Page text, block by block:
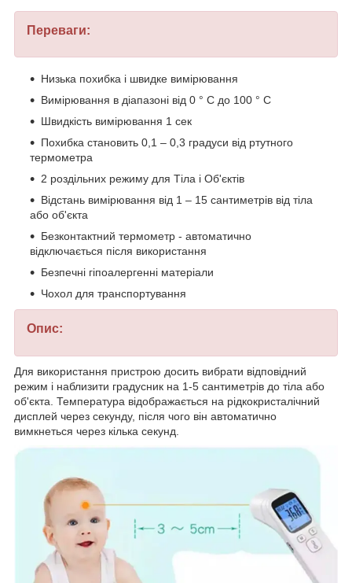
Переваги:
Низька похибка і швидке вимірювання
Вимірювання в діапазоні від 0 ° C до 100 ° C
Швидкість вимірювання 1 сек
Похибка становить 0,1 – 0,3 градуси від ртутного
термометра
2 роздільних режиму для Тіла і Об'єктів
Відстань вимірювання від 1 – 15 сантиметрів від тіла
або об'єкта
Безконтактний термометр - автоматично
відключається після використання
Безпечні гіпоалергенні матеріали
Чохол для транспортування
Опис:
Для використання пристрою досить вибрати відповідний
режим і наблизити градусник на 1-5 сантиметрів до тіла або
об'єкта. Температура відображається на рідкокристалічний
дисплей через секунду, після чого він автоматично
вимкнеться через кілька секунд.